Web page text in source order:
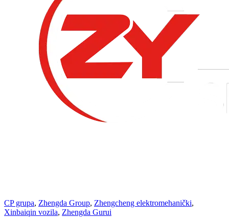
CP grupa, Zhengda Group, Zhengcheng elektromehanički,
Xinbaiqin vozila, Zhengda Gurui